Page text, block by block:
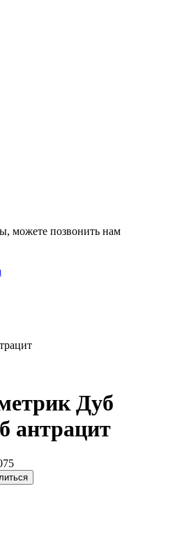
можете позвонить нам
Дуб
антрацит